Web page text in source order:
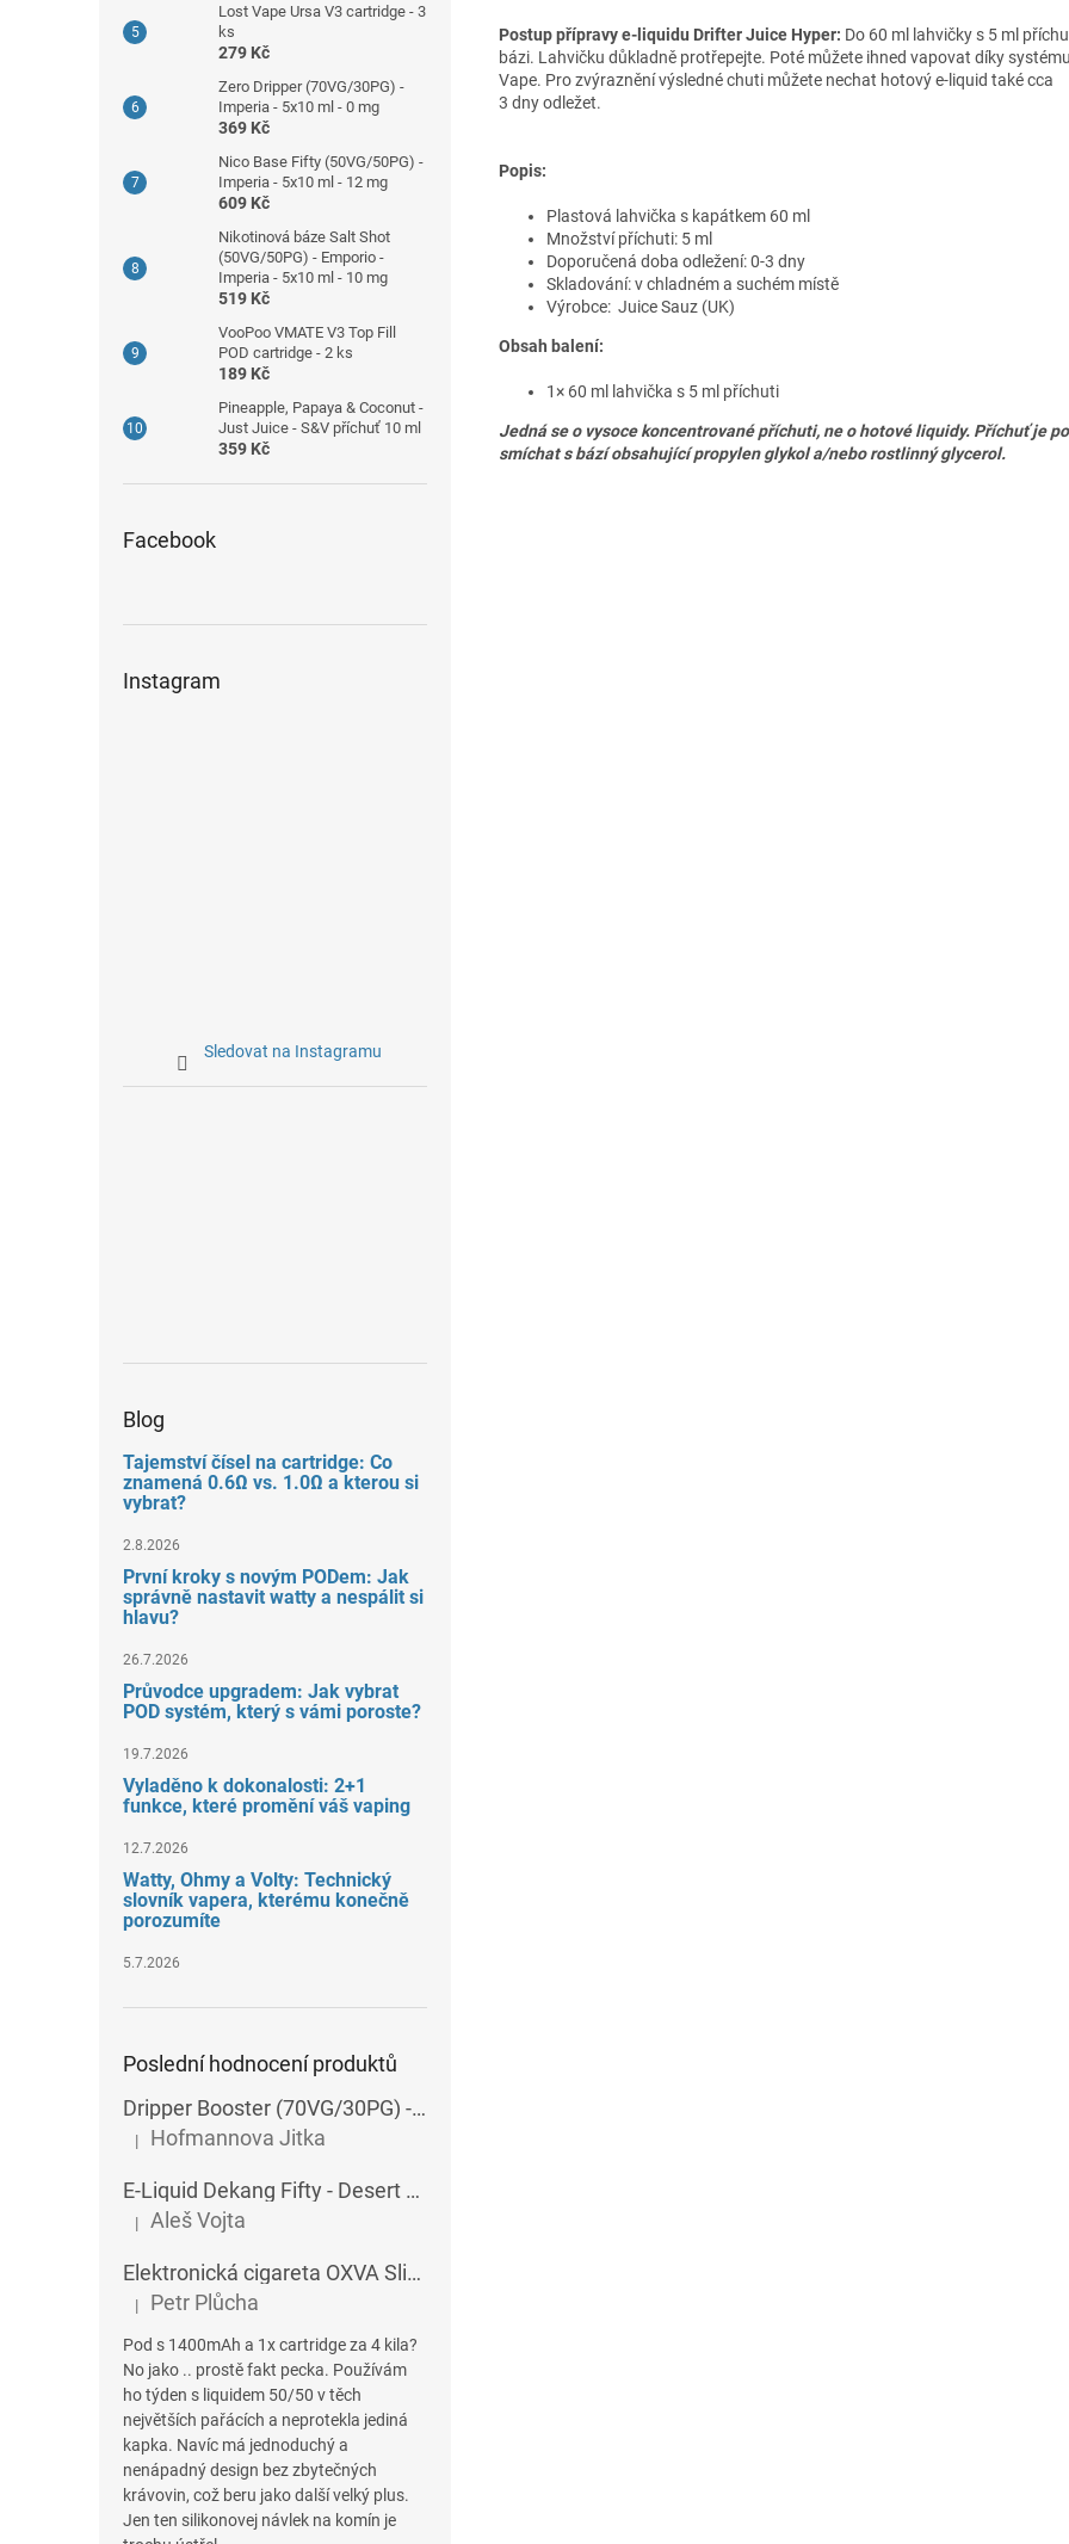
Lost Vape Ursa V3 cartridge - 3
ks
279 Kč
Zero Dripper (70VG/30PG) -
Imperia - 5x10 ml - 0 mg
369 Kč
Nico Base Fifty (50VG/50PG) -
Imperia - 5x10 ml - 12 mg
609 Kč
Nikotinová báze Salt Shot
(50VG/50PG) - Emporio -
Imperia - 5x10 ml - 10 mg
519 Kč
VooPoo VMATE V3 Top Fill
POD cartridge - 2 ks
189 Kč
Pineapple, Papaya & Coconut -
Just Juice - S&V příchuť 10 ml
359 Kč
Facebook
Instagram
Sledovat na Instagramu
Blog
Tajemství čísel na cartridge: Co
znamená 0.6Ω vs. 1.0Ω a kterou si
vybrat?
2.8.2026
První kroky s novým PODem: Jak
správně nastavit watty a nespálit si
hlavu?
26.7.2026
Průvodce upgradem: Jak vybrat
POD systém, který s vámi poroste?
19.7.2026
Vyladěno k dokonalosti: 2+1
funkce, které promění váš vaping
12.7.2026
Watty, Ohmy a Volty: Technický
slovník vapera, kterému konečně
porozumíte
5.7.2026
Poslední hodnocení produktů
Dripper Booster (70VG/30PG) - Imperia - 5x10 ml - 15 mg
Hodnocení produktu je 5 z 5 hvězdiček.
| Hofmannova Jitka
E-Liquid Dekang Fifty - Desert Ship - 10 ml
Hodnocení produktu je 5 z 5 hvězdiček.
| Aleš Vojta
Elektronická cigareta OXVA SlimStick X POD 1400 mAh
Hodnocení produktu je 5 z 5 hvězdiček.
| Petr Plůcha
Pod s 1400mAh a 1x cartridge za 4 kila?
No jako .. prostě fakt pecka. Používám
ho týden s liquidem 50/50 v těch
největších pařácích a neprotekla jediná
kapka. Navíc má jednoduchý a
nenápadný design bez zbytečných
krávovin, což beru jako další velký plus.
Jen ten silikonovej návlek na komín je
Postup přípravy e-liquidu Drifter Juice Hyper: Do 60 ml lahvičky s 5 ml
bázi. Lahvičku důkladně protřepejte. Poté můžete ihned vapovat díky
Vape. Pro zvýraznění výsledné chuti můžete nechat hotový e-liquid také cca
3 dny odležet.
Popis:
Plastová lahvička s kapátkem 60 ml
Množství příchuti: 5 ml
Doporučená doba odležení: 0-3 dny
Skladování: v chladném a suchém místě
Výrobce: Juice Sauz (UK)
Obsah balení:
1× 60 ml lahvička s 5 ml příchuti
Jedná se o vysoce koncentrované příchuti, ne o hotové liquidy. Příchuť je
smíchat s bází obsahující propylen glykol a/nebo rostlinný glycerol.